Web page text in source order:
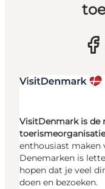
VisitDenmark is de
enthousiast maken
Denemarken is
hopen dat je veel
doen en bezoeken.